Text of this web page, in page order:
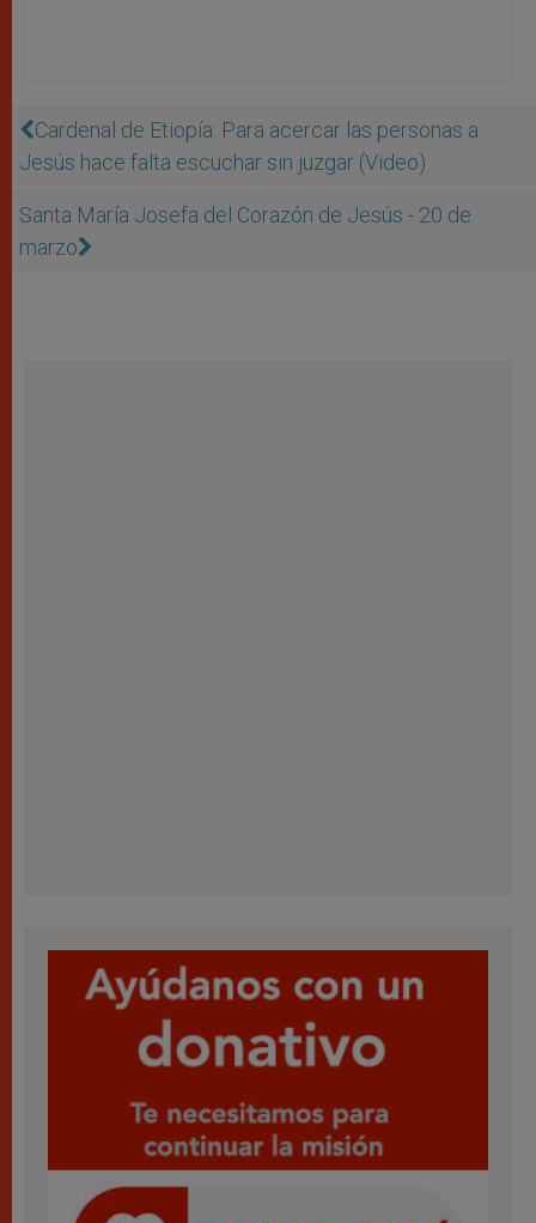
Cardenal de Etiopía: Para acercar las personas a
Jesús hace falta escuchar sin juzgar (Video)
Santa María Josefa del Corazón de Jesús - 20 de
marzo